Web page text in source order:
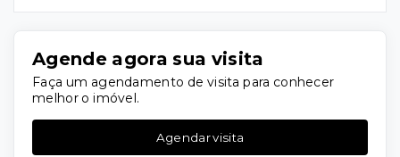
Agende agora sua visita
Faça um agendamento de visita para conhecer
melhor o imóvel.
Agendar visita